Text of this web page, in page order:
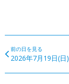
前の日を見る
2026年7月19日(日)